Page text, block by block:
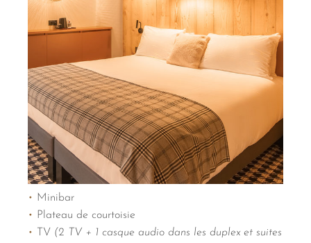
• Minibar
• Plateau de courtoisie
• TV (2 TV + 1 casque audio dans les duplex et suites